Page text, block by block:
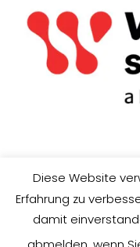
© 2019 Anadolu.
mpressum & Dateschutz
Diese Website
Erfahrung zu
damit